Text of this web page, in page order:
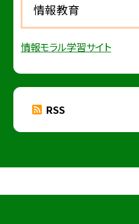
情報教育
情報モラル学習サイト
RSS